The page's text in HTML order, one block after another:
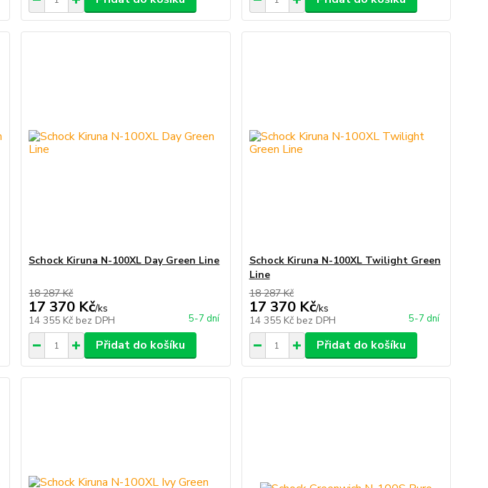
Schock Kiruna N-100XL Day Green Line
18 287 Kč
17 370 Kč/ks
14 355 Kč bez DPH 5-7 dní
Přidat do košíku
Schock Kiruna N-100XL Twilight Green
Line
18 287 Kč
17 370 Kč/ks
14 355 Kč bez DPH 5-7 dní
Přidat do košíku